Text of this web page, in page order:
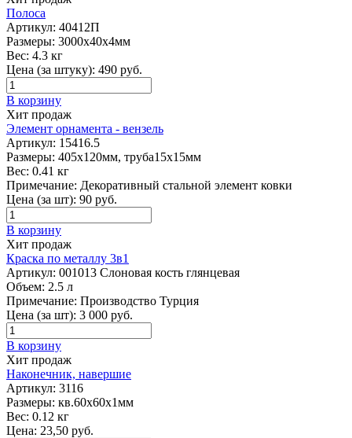
Полоса
Артикул: 40412П
Размеры: 3000х40х4мм
Вес: 4.3 кг
Цена (за штуку): 490 руб.
В корзину
Хит продаж
Элемент орнамента - вензель
Артикул: 15416.5
Размеры: 405х120мм, труба15х15мм
Вес: 0.41 кг
Примечание: Декоративный стальной элемент ковки
Цена (за шт): 90 руб.
В корзину
Хит продаж
Краска по металлу 3в1
Артикул: 001013 Слоновая кость глянцевая
Объем: 2.5 л
Примечание: Производство Турция
Цена (за шт): 3 000 руб.
В корзину
Хит продаж
Наконечник, навершие
Артикул: 3116
Размеры: кв.60х60х1мм
Вес: 0.12 кг
Цена: 23,50 руб.